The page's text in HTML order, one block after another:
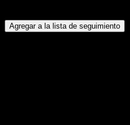
Agregar a la lista de seguimiento